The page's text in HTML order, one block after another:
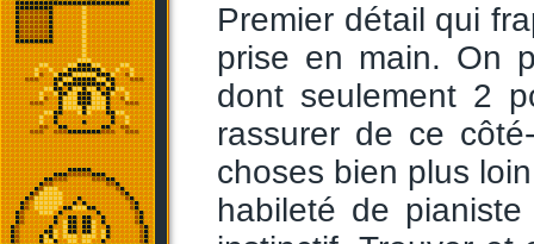
Premier détail qui
prise en main. On
dont seulement 2
rassurer de ce
choses bien plus
habileté de